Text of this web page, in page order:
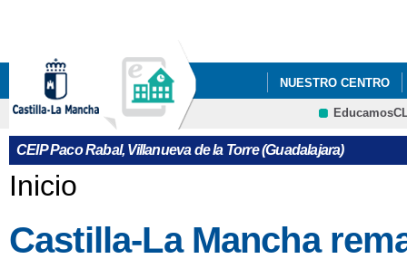
NUESTRO CENTRO
VÍDEO
Cultura
CEIP Paco Rabal, Villanueva de la Torre (Guadalajara)
Se encuentra usted aquí
Inicio
Castilla-La Mancha